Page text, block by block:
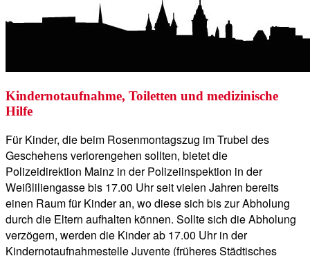
Kindernotaufnahme, Toiletten und medizinische
Hilfe
Für Kinder, die beim Rosenmontagszug im Trubel des
Geschehens verlorengehen sollten, bietet die
Polizeidirektion Mainz in der Polizeiinspektion in der
Weißliliengasse bis 17.00 Uhr seit vielen Jahren bereits
einen Raum für Kinder an, wo diese sich bis zur Abholung
durch die Eltern aufhalten können. Sollte sich die Abholung
verzögern, werden die Kinder ab 17.00 Uhr in der
Kindernotaufnahmestelle Juvente (früheres Städtisches